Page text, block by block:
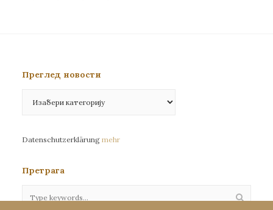
Преглед новости
новости
Datenschutzerklärung mehr
Претрага